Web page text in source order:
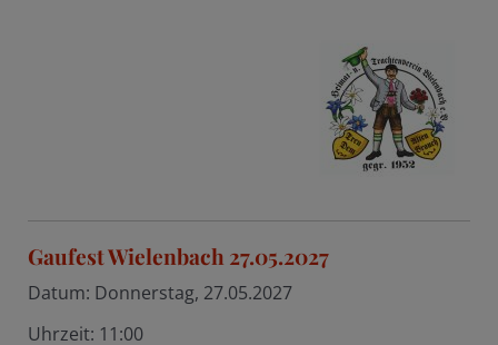
Gaufest Wielenbach 27.05.2027
Datum: Donnerstag, 27.05.2027
Uhrzeit: 11:00